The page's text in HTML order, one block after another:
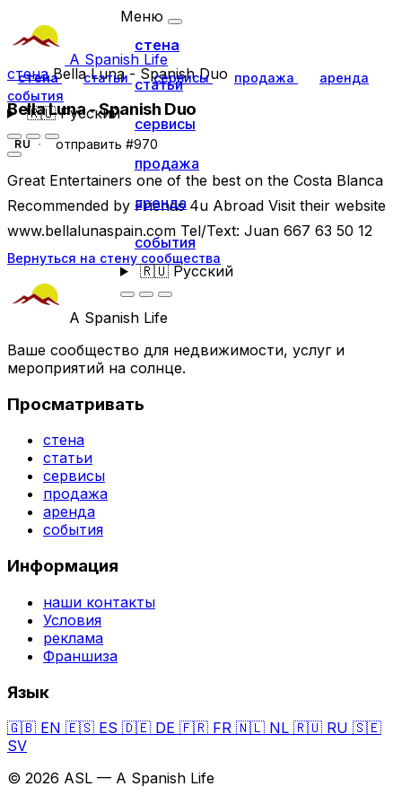
A Spanish Life
стена статьи сервисы продажа
аренда
события
🇷🇺Русский
Меню
стена
статьи
сервисы
продажа
аренда
события
🇷🇺Русский
стенаBella Luna - Spanish Duo
Bella Luna - Spanish Duo
RU отправить #970
Great Entertainers one of the best on the Costa Blanca
Recommended by Friends 4u Abroad Visit their website
www.bellalunaspain.com Tel/Text: Juan 667 63 50 12
Вернуться на стену сообщества
A Spanish Life
Ваше сообщество для недвижимости, услуг и
мероприятий на солнце.
Просматривать
стена
статьи
сервисы
продажа
аренда
события
Информация
наши контакты
Условия
реклама
Франшиза
Язык
🇬🇧 EN 🇪🇸 ES 🇩🇪 DE 🇫🇷 FR 🇳🇱 NL 🇷🇺 RU 🇸🇪
SV
© 2026 ASL — A Spanish Life